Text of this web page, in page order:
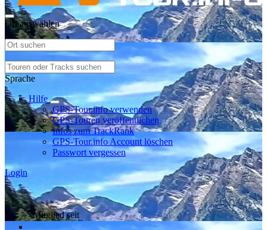
Ort auswählen
Sprache
Hilfe
GPS-Tour.info verwenden
GPS-Touren veröffentlichen
Infos zum TrackRank
GPS-Tour.info Account löschen
Passwort vergessen
Login
Mitglied seit